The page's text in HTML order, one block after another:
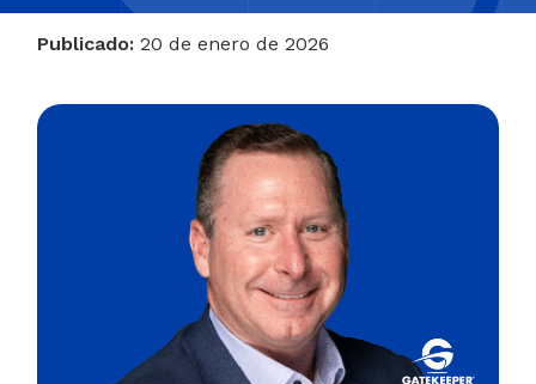
Publicado: 20 de enero de 2026